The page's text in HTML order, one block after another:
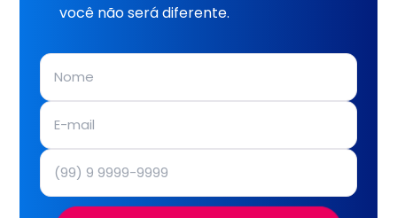
você não será diferente.